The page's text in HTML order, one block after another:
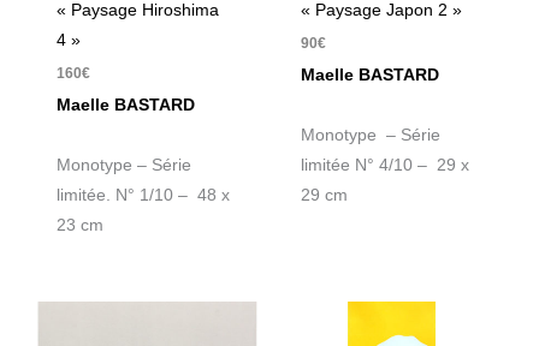
« Paysage Hiroshima
4 »
160€
Maelle BASTARD
Monotype – Série
limitée. N° 1/10 – 48 x
23 cm
« Paysage Japon 2 »
90€
Maelle BASTARD
Monotype – Série
limitée N° 4/10 – 29 x
29 cm